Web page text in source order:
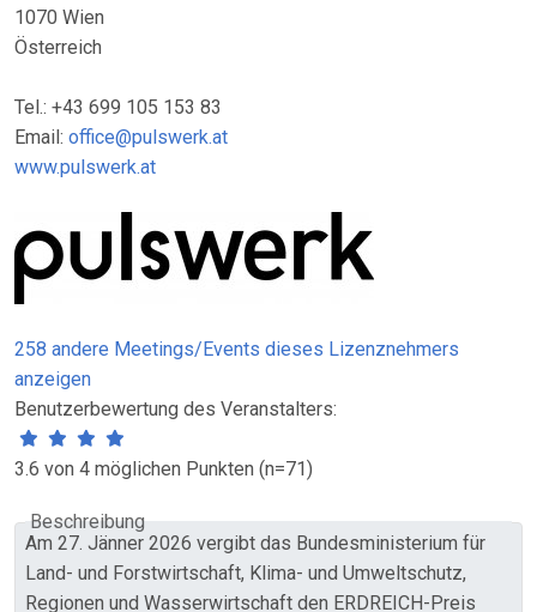
1070 Wien
Österreich
Tel.: +43 699 105 153 83
Email: office@pulswerk.at
www.pulswerk.at
258 andere Meetings/Events dieses Lizenznehmers
anzeigen
Benutzerbewertung des Veranstalters:
3.6 von 4 möglichen Punkten (n=71)
Beschreibung
Am 27. Jänner 2026 vergibt das Bundesministerium für
Land- und Forstwirtschaft, Klima- und Umweltschutz,
Regionen und Wasserwirtschaft den ERDREICH-Preis